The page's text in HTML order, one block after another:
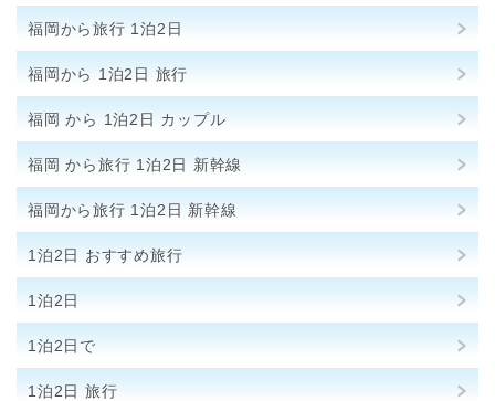
福岡から旅行 1泊2日
福岡から 1泊2日 旅行
福岡 から 1泊2日 カップル
福岡 から旅行 1泊2日 新幹線
福岡から旅行 1泊2日 新幹線
1泊2日 おすすめ旅行
1泊2日
1泊2日で
1泊2日 旅行